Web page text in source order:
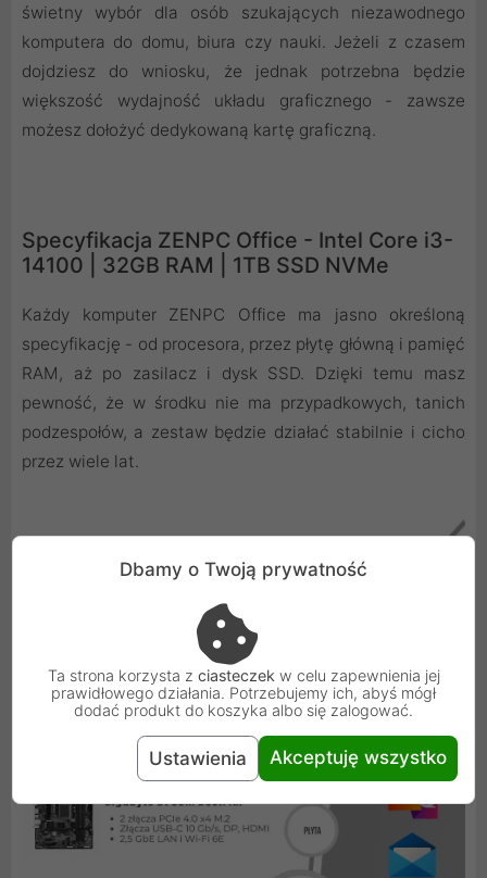
świetny wybór dla osób szukających niezawodnego
komputera do domu, biura czy nauki. Jeżeli z czasem
dojdziesz do wniosku, że jednak potrzebna będzie
większość wydajność układu graficznego - zawsze
możesz dołożyć dedykowaną kartę graficzną.
Specyfikacja ZENPC Office - Intel Core i3-
14100 | 32GB RAM | 1TB SSD NVMe
Każdy komputer ZENPC Office ma jasno określoną
specyfikację - od procesora, przez płytę główną i pamięć
RAM, aż po zasilacz i dysk SSD. Dzięki temu masz
pewność, że w środku nie ma przypadkowych, tanich
podzespołów, a zestaw będzie działać stabilnie i cicho
przez wiele lat.
Dbamy o Twoją prywatność
Ta strona korzysta z ciasteczek w celu zapewnienia jej
prawidłowego działania. Potrzebujemy ich, abyś mógł
dodać produkt do koszyka albo się zalogować.
Ustawienia Akceptuję wszystko